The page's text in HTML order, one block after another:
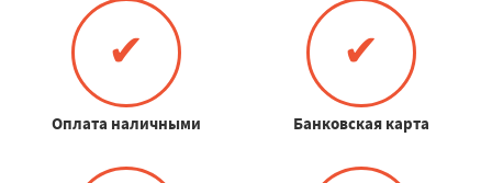
✔
Оплата наличными
✔
Банковская карта